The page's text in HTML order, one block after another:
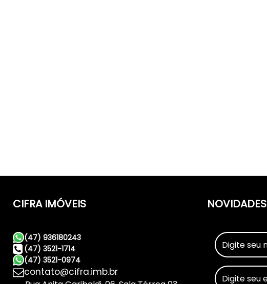
CIFRA IMÓVEIS
(47) 936180243
(47) 3521-1714
(47) 3521-0974
contato@cifra.imb.br
NOVIDADES